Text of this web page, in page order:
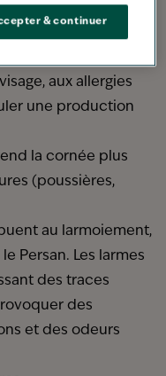
être déviés ou mal
aux allergies
une production
la cornée plus
(poussières,
au larmoiement,
Persan. Les larmes
des traces
des
et des odeurs
& continuer